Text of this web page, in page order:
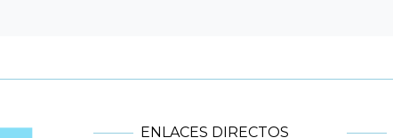
ENLACES DIRECTOS